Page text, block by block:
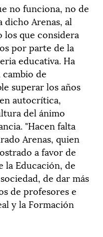
no funciona, no de
Arenas, al
los que considera
por parte de la
educativa. Ha
de
superar los años
autocrítica,
del ánimo
"Hacen falta
Arenas, quien
a favor de
la Educación, de
de dar más
de profesores e
y la Formación